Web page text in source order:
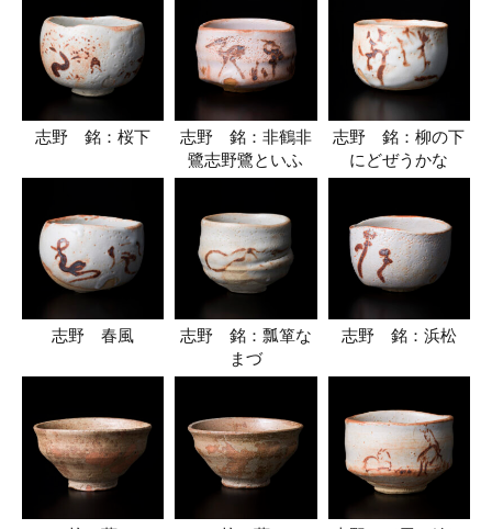
志野 銘：桜下
志野 銘：非鶴非
鷺志野鷺といふ
志野 銘：柳の下
にどぜうかな
志野 春風
志野 銘：瓢箪な
まづ
志野 銘：浜松